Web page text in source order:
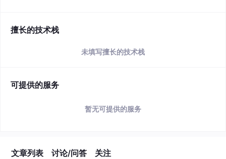
擅长的技术栈
未填写擅长的技术栈
可提供的服务
暂无可提供的服务
文章列表 讨论/问答 关注